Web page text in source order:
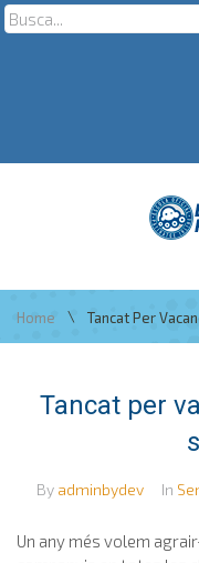
Home \ Tancat Per
Tancat per
By adminbydev In
Un any més volem